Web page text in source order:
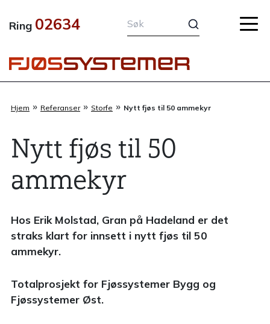
rett
innholdet
Ring 02634
Hjem » Referanser» Storfe » Nytt fjøs til 50 ammekyr
Nytt fjøs til 50
ammekyr
Hos Erik Molstad, Gran på Hadeland er det
straks klart for innsett i nytt fjøs til 50
ammekyr.
Totalprosjekt for Fjøssystemer Bygg og
Fjøssystemer Øst.